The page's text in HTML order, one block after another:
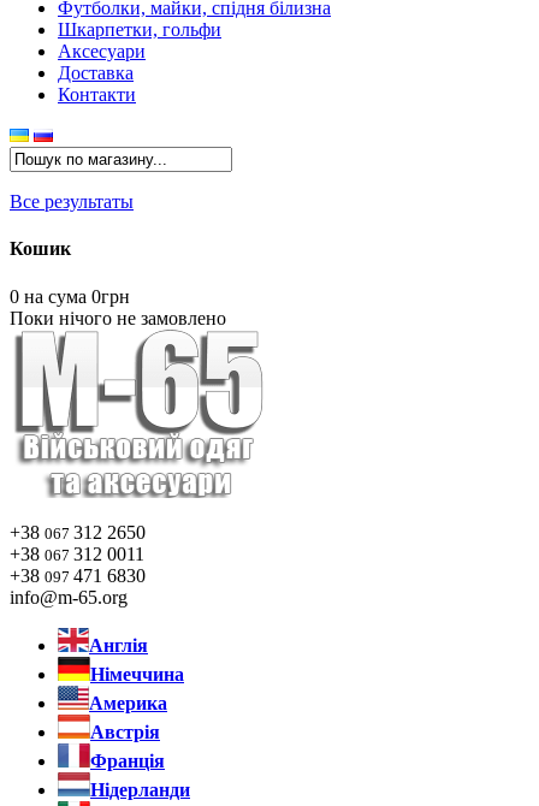
Футболки, майки, спідня білизна
Шкарпетки, гольфи
Аксесуари
Доставка
Контакти
Все результаты
Кошик
0 на сума 0грн
Поки нічого не замовлено
+38 067 312 2650
+38 067 312 0011
+38 097 471 6830
info@m-65.org
Англія
Німеччина
Америка
Австрія
Франція
Нідерланди